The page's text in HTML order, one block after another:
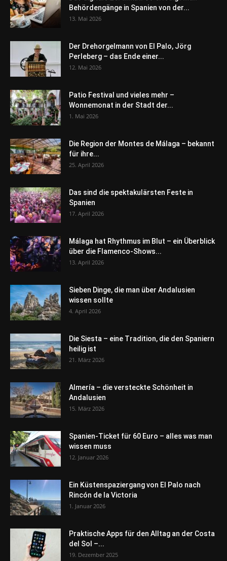
Behördengänge in Spanien von der...
13. Mai 2026
Der Drehorgelmann von El Palo, Jörg
Perleberg – das Ende einer...
12. Mai 2026
Patio Festival und vieles mehr –
Wonnemonat in der Stadt der...
1. Mai 2026
Die Region der Montes de Málaga – bekannt
für ihre...
25. April 2026
Das sind die spektakulärsten Feste in
Spanien
17. April 2026
Málaga hat Rhythmus im Blut – ein Überblick
über die Flamenco-Shows...
13. April 2026
Sieben Dinge, die man über Andalusien
wissen sollte
4. April 2026
Die Siesta – eine Tradition, die den Spaniern
heilig ist
21. März 2026
Almería – die versteckte Schönheit in
Andalusien
15. März 2026
Spanien-Ticket für 60 Euro – alles was man
wissen muss
12. Januar 2026
Ein Küstenspaziergang von El Palo nach
Rincón de la Victoria
1. Januar 2026
Praktische Apps für den Alltag an der Costa
del Sol –...
19. Dezember 2025